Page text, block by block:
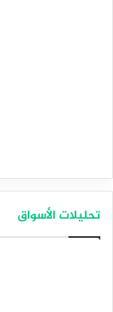
تحليلات الأسواق